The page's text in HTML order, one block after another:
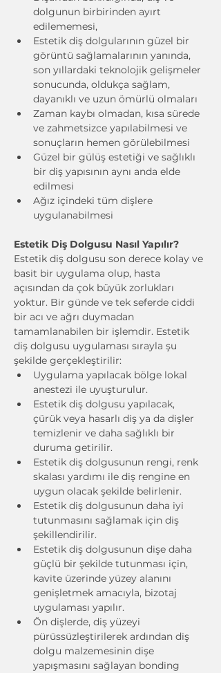
dolgunun birbirinden ayırt
edilememesi,
Estetik diş dolgularının güzel bir
görüntü sağlamalarının yanında,
son yıllardaki teknolojik gelişmeler
sonucunda, oldukça sağlam,
dayanıklı ve uzun ömürlü olmaları
Zaman kaybı olmadan, kısa sürede
ve zahmetsizce yapılabilmesi ve
sonuçların hemen görülebilmesi
Güzel bir gülüş estetiği ve sağlıklı
bir diş yapısının aynı anda elde
edilmesi
Ağız içindeki tüm dişlere
uygulanabilmesi
Estetik Diş Dolgusu Nasıl Yapılır?
Estetik diş dolgusu son derece kolay ve
basit bir uygulama olup, hasta
açısından da çok büyük zorlukları
yoktur. Bir günde ve tek seferde ciddi
bir acı ve ağrı duymadan
tamamlanabilen bir işlemdir. Estetik
diş dolgusu uygulaması sırayla şu
şekilde gerçekleştirilir:
Uygulama yapılacak bölge lokal
anestezi ile uyuşturulur.
Estetik diş dolgusu yapılacak,
çürük veya hasarlı diş ya da dişler
temizlenir ve daha sağlıklı bir
duruma getirilir.
Estetik diş dolgusunun rengi, renk
skalası yardımı ile diş rengine en
uygun olacak şekilde belirlenir.
Estetik diş dolgusunun daha iyi
tutunmasını sağlamak için diş
şekillendirilir.
Estetik diş dolgusunun dişe daha
güçlü bir şekilde tutunması için,
kavite üzerinde yüzey alanını
genişletmek amacıyla, bizotaj
uygulaması yapılır.
Ön dişlerde, diş yüzeyi
pürüssüzleştirilerek ardından diş
dolgu malzemesinin dişe
yapışmasını sağlayan bonding